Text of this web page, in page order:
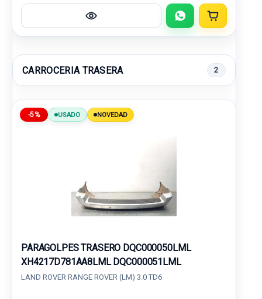
CARROCERIA TRASERA 2
-5% USADO NOVEDAD
PARAGOLPES TRASERO DQC000050LML
XH4217D781AA8LML DQC000051LML
LAND ROVER RANGE ROVER (LM) 3.0 TD6